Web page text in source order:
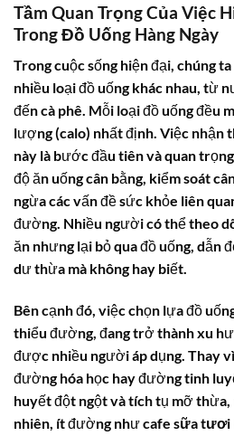
Tầm Quan Trọng Của Việc
Trong Đồ Uống Hàng Ngày
Trong cuộc sống hiện đại, chúng
nhiều loại đồ uống khác nhau, từ
đến cà phê. Mỗi loại đồ uống đều
lượng (calo) nhất định. Việc nhận
này là bước đầu tiên và quan
độ ăn uống cân bằng, kiểm soát
ngừa các vấn đề sức khỏe liên
đường. Nhiều người có thể theo
ăn nhưng lại bỏ qua đồ uống, dẫn
dư thừa mà không hay biết.
Bên cạnh đó, việc chọn lựa đồ
thiểu đường, đang trở thành xu
được nhiều người áp dụng. Thay
đường hóa học hay đường tinh
huyết đột ngột và tích tụ mỡ
nhiên, ít đường nhưcafe sữa tươi